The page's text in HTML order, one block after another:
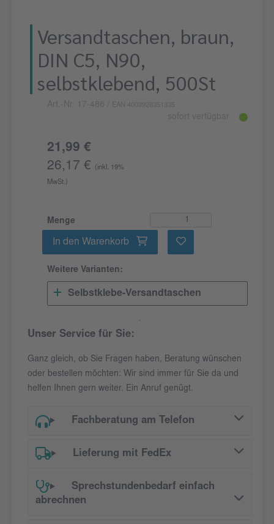
Versandtaschen, braun,
DIN C5, N90,
selbstklebend, 500St
Art.-Nr. 17-486 EAN 4003928351335
sofort verfügbar
21,99 €
26,17 €
(inkl. 19%
MwSt.)
Menge
In den Warenkorb
Weitere Varianten:
Selbstklebe-Versandtaschen
Unser Service für Sie:
Ganz gleich, ob Sie Fragen haben, Beratung wünschen
oder bestellen möchten: Wir sind immer für Sie da und
helfen Ihnen gern weiter. Ein Anruf genügt.
Fachberatung am Telefon
Lieferung mit FedEx
Sprechstundenbedarf einfach
abrechnen